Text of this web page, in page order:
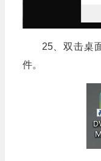
25、双击桌
件。